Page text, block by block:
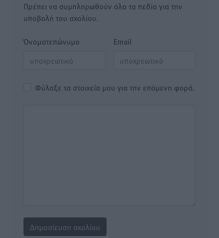
Πρέπει να συμπληρωθούν όλα τα πεδία για την
υποβολή του σχολίου.
Όνοματεπώνυμο Email
Φύλαξε τα στοιχεία μου για την επόμενη φορά.